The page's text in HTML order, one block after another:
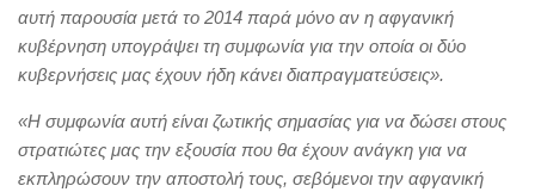
αυτή παρουσία μετά το 2014 παρά μόνο αν η αφγανική
κυβέρνηση υπογράψει τη συμφωνία για την οποία οι δύο
κυβερνήσεις μας έχουν ήδη κάνει διαπραγματεύσεις».
«Η συμφωνία αυτή είναι ζωτικής σημασίας για να δώσει στους
στρατιώτες μας την εξουσία που θα έχουν ανάγκη για να
εκπληρώσουν την αποστολή τους, σεβόμενοι την αφγανική